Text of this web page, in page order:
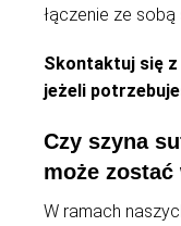
łączenie ze
Skontaktuj się z
jeżeli
Czy szyna
może zostać
W ramach